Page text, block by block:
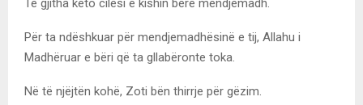
Të gjitha këto cilësi e kishin bërë mendjemadh.
Për ta ndëshkuar për mendjemadhësinë e tij, Allahu i
Madhëruar e bëri që ta gllabëronte toka.
Në të njëjtën kohë, Zoti bën thirrje për gëzim.